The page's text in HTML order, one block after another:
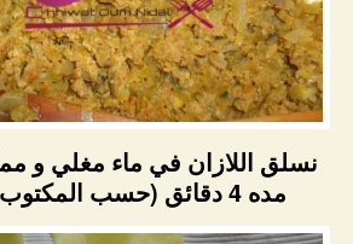
نسلق اللازان في ماء مغلي و
مده 4 دقائق (حسب المكتوب على العلبة)